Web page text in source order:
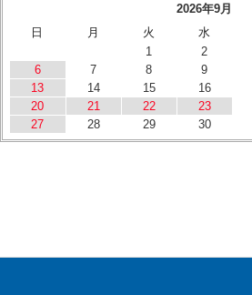
2026年9月
日
月 火 水
1
2
6
7 8 9
13
14 15 16
20
21 22 23
27
28 29 30